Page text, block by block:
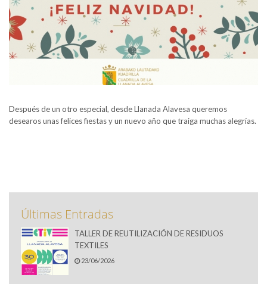
Después de un otro especial, desde Llanada Alavesa queremos
desearos unas felices fiestas y un nuevo año que traiga muchas alegrías.
Últimas Entradas
TALLER DE REUTILIZACIÓN DE RESIDUOS
TEXTILES
23/06/2026